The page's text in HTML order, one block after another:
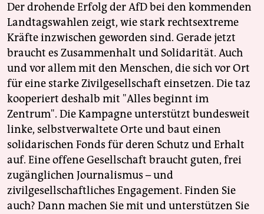
Der drohende Erfolg der AfD bei den kommenden
Landtagswahlen zeigt, wie stark rechtsextreme
Kräfte inzwischen geworden sind. Gerade jetzt
braucht es Zusammenhalt und Solidarität. Auch
und vor allem mit den Menschen, die sich vor Ort
für eine starke Zivilgesellschaft einsetzen. Die taz
kooperiert deshalb mit "Alles beginnt im
Zentrum". Die Kampagne unterstützt bundesweit
linke, selbstverwaltete Orte und baut einen
solidarischen Fonds für deren Schutz und Erhalt
auf. Eine offene Gesellschaft braucht guten, frei
zugänglichen Journalismus – und
zivilgesellschaftliches Engagement. Finden Sie
auch? Dann machen Sie mit und unterstützen Sie